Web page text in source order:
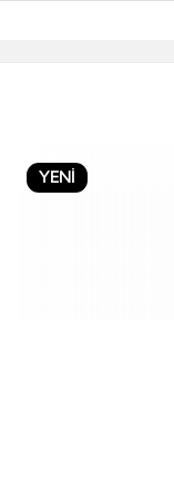
YENİ